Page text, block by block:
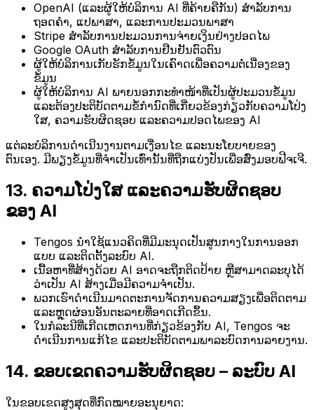
OpenAI (ແລະຜູ້ໃຫ້ບໍລິການ AI ທີ່ຄ້າຍຄືກັນ) ສຳລັບການ
ຖອດຄຳ, ແປພາສາ, ແລະການປະມວນພາສາ
Stripe ສຳລັບການປະມວນການຈ່າຍເງິນຢ່າງປອດໄພ
Google OAuth ສຳລັບການຢືນຢັນຕົວຕົນ
ຜູ້ໃຫ້ບໍລິການເກັບຮັກຂໍ້ມູນໃນເຄົາດເພື່ອຄວາມຕໍ່ເນື່ອງຂອງ
ຂໍ້ມູນ
ຜູ້ໃຫ້ບໍລິການ AI ພາຍນອກກະທຳໜ້າທີ່ເປັນຜູ້ປະມວນຂໍ້ມູນ
ແລະຕ້ອງປະຕິບັດຕາມຂໍ້ກຳນົດທີ່ເກີ່ຍວຂ້ອງກ່ຽວກັບຄວາມໂປ່ງ
ໃສ, ຄວາມຮັບຜິດຊອບ ແລະຄວາມປອດໄພຂອງ AI
ແຕ່ລະບໍລິການດຳເນີນງານຕາມເງື່ອນໄຂ ແລະນະໂຍບາຍຂອງ
ຕົນເອງ. ມີພຽງຂໍ້ມູນທີ່ຈຳເປັນເທົ່ານັ້ນທີ່ຖືກແບ່ງປັນເພື່ອສົ່ງມອບຟີຈເຈີ.
13. ຄວາມໂປ່ງໃສ ແລະຄວາມຮັບຜິດຊອບ
ຂອງ AI
Tengos ນຳໃຊ້ແນວຄິດທີ່ມີມະນຸດເປັນສູນກາງໃນການອອກ
ແບບ ແລະຕິດຕັ້ງລະບົບ AI.
ເນື້ອຫາທີ່ສ້າງດ້ວຍ AI ອາດຈະຖືກຕິດປ້າຍ ຫຼືສາມາດລະບຸໄດ້
ວ່າເປັນ AI ສ້າງເມື່ອມີຄວາມຈຳເປັນ.
ພວກເຮົາດຳເນີນມາດຕະການຈັດການຄວາມສຽງເພື່ອຕິດຕາມ
ແລະຫຼຸດຜ່ອນອັນຕະລາຍທີ່ອາດເກີດຂຶ້ນ.
ໃນກໍລະນີທີ່ເກີດເຫດການທີ່ກ່ຽວຂ້ອງກັບ AI, Tengos ຈະ
ດຳເນີນການແກ້ໄຂ ແລະປະຕິບັດຕາມພາລະບົດການລາຍງານ.
14. ຂອບເຂດຄວາມຮັບຜິດຊອບ – ລະບົບ AI
ໃນຂອບເຂດສູງສຸດທີ່ກົດໝາຍອະນຸຍາດ: